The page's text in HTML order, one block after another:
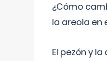
¿Cómo
la areola en
El pezón y